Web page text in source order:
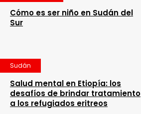
Cómo es ser niño en Sudán del
Sur
Sudán
Salud mental en Etiopía: los
desafíos de brindar tratamiento
a los refugiados eritreos